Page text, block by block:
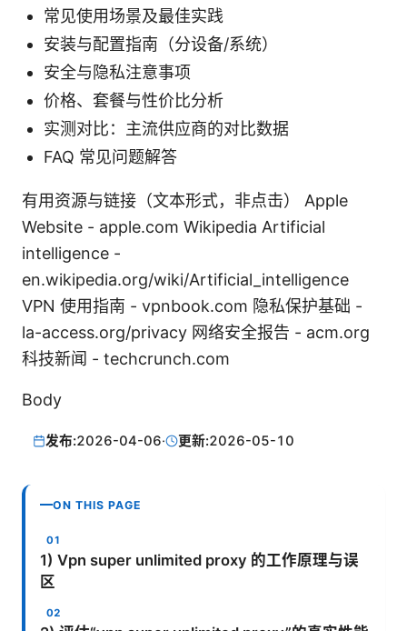
常见使用场景及最佳实践
安装与配置指南（分设备/系统）
安全与隐私注意事项
价格、套餐与性价比分析
实测对比：主流供应商的对比数据
FAQ 常见问题解答
有用资源与链接（文本形式，非点击） Apple
Website - apple.com Wikipedia Artificial
intelligence -
en.wikipedia.org/wiki/Artificial_intelligence
VPN 使用指南 - vpnbook.com 隐私保护基础 -
la-access.org/privacy 网络安全报告 - acm.org
科技新闻 - techcrunch.com
Body
发布:2026-04-06· 更新:2026-05-10
ON THIS PAGE
1) Vpn super unlimited proxy 的工作原理与误
区